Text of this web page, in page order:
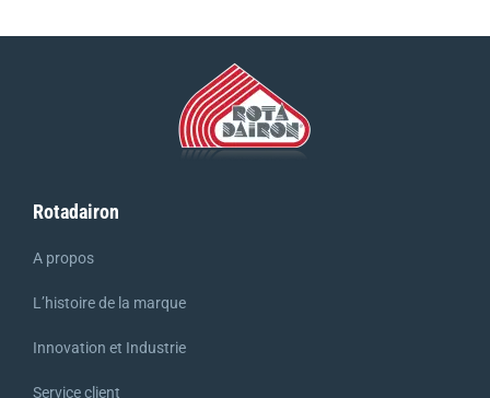
Rotadairon
A propos
L’histoire de la marque
Innovation et Industrie
Service client